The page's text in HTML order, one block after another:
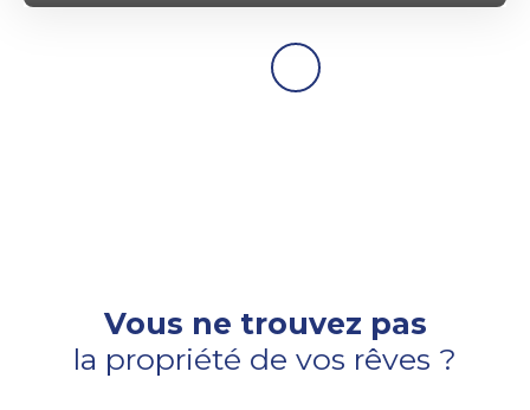
Vous ne trouvez pas
la propriété de vos rêves ?